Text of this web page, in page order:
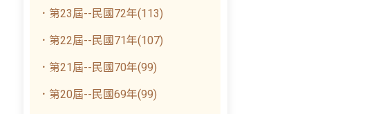
．第23屆--民國72年(113)
．第22屆--民國71年(107)
．第21屆--民國70年(99)
．第20屆--民國69年(99)